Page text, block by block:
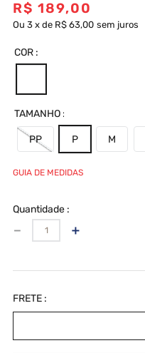
R$ 189,00
Ou 3 x de R$ 63,00 sem juros
COR
TAMANHO
PP P M
GUIA DE MEDIDAS
Quantidade
＋
－